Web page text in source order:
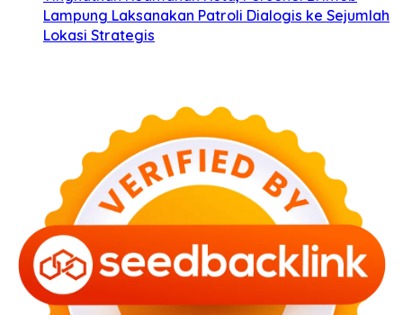
Lampung Laksanakan Patroli Dialogis ke Sejumlah
Lokasi Strategis